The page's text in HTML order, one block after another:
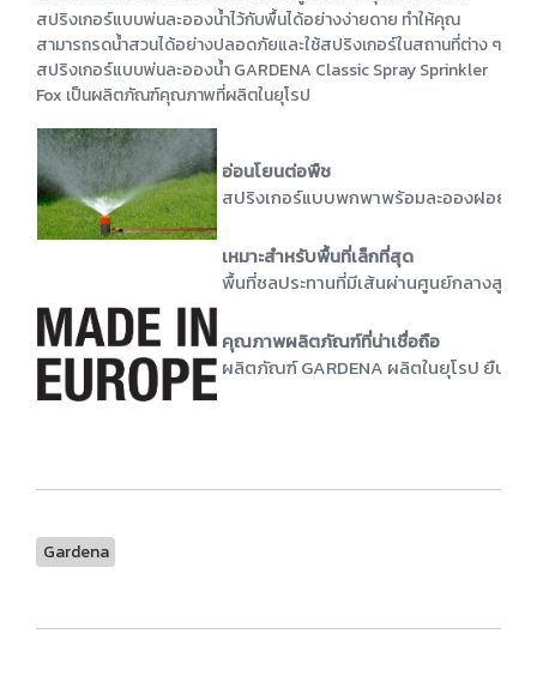
สปริงเกอร์แบบพ่นละอองน้ำไว้กับพื้นได้อย่างง่ายดาย ทำให้คุณ
สามารถรดน้ำสวนได้อย่างปลอดภัยและใช้สปริงเกอร์ในสถานที่ต่าง ๆ
สปริงเกอร์แบบพ่นละอองน้ำ GARDENA Classic Spray Sprinkler
Fox เป็นผลิตภัณฑ์คุณภาพที่ผลิตในยุโรป
อ่อนโยนต่อพืช
สปริงเกอร์แบบพกพาพร้อมละอองฝอยละ
เหมาะสำหรับพื้นที่เล็กที่สุด
พื้นที่ชลประทานที่มีเส้นผ่านศูนย์กลางสูงสุ
คุณภาพผลิตภัณฑ์ที่น่าเชื่อถือ
ผลิตภัณฑ์ GARDENA ผลิตในยุโรป ยืนยั
Gardena